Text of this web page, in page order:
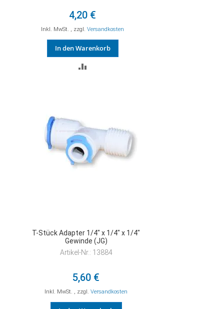
4,20 €
Inkl. MwSt. , zzgl. Versandkosten
In den Warenkorb
T-Stück Adapter 1/4" x 1/4" x 1/4"
Gewinde (JG)
Artikel-Nr.: 13884
5,60 €
Inkl. MwSt. , zzgl.Versandkosten